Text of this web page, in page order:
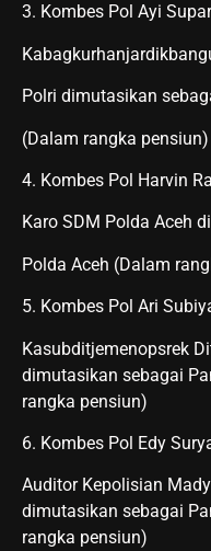
3. Kombes Pol Ayi
Polri dimutasikan
(Dalam rangka pensiun)
4. Kombes Pol Harvin
Karo SDM Polda Aceh
Polda Aceh (Dalam
5. Kombes Pol Ari
Kasubditjemenopsrek
dimutasikan sebagai
rangka pensiun)
6. Kombes Pol Edy
Auditor Kepolisian
dimutasikan sebagai
rangka pensiun)